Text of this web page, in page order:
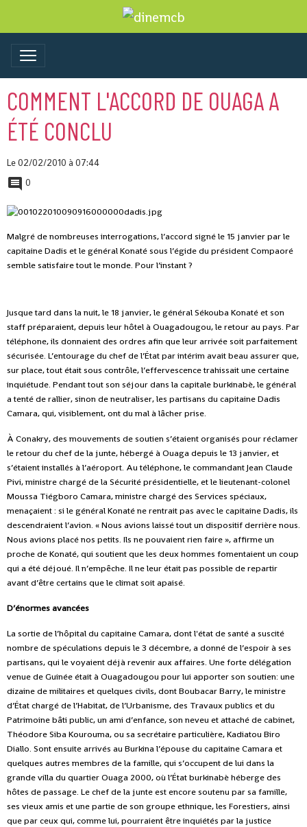
COMMENT L'ACCORD DE OUAGA A
ÉTÉ CONCLU
Le 02/02/2010 à 07:44
0
Malgré de nombreuses interrogations, l’accord signé le 15 janvier par le
capitaine Dadis et le général Konaté sous l’égide du président Compaoré
semble satisfaire tout le monde. Pour l’instant ?
Jusque tard dans la nuit, le 18 janvier, le général Sékouba Konaté et son
staff préparaient, depuis leur hôtel à Ouagadougou, le retour au pays. Par
téléphone, ils donnaient des ordres afin que leur arrivée soit parfaitement
sécurisée. L’entourage du chef de l’État par intérim avait beau assurer que,
sur place, tout était sous contrôle, l’effervescence trahissait une certaine
inquiétude. Pendant tout son séjour dans la capitale burkinabè, le général
a tenté de rallier, sinon de neutraliser, les partisans du capitaine Dadis
Camara, qui, visiblement, ont du mal à lâcher prise.
À Conakry, des mouvements de soutien s’étaient organisés pour réclamer
le retourdu chef de la junte, hébergé à Ouaga depuis le 13 janvier, et
s’étaient installés à l’aéroport. Au téléphone, le commandant Jean Claude
Pivi, ministre chargé de la Sécurité présidentielle, et le lieutenant-colonel
Moussa Tiégboro Camara, ministre chargé des Services spéciaux,
menaçaient : si le général Konaté ne rentrait pas avec le capitaine Dadis, ils
descendraient l’avion. « Nous avions laissé tout un dispositif derrière nous.
Nous avions placé nos petits. Ils ne pouvaient rien faire », affirme un
proche de Konaté, qui soutient que les deux hommes fomentaient un coup
qui a été déjoué. Il n’empêche. Il ne leur était pas possible de repartir
avant d’être certains que le climat soit apaisé.
D’énormes avancées
La sortie de l’hôpital du capitaine Camara, dont l'état de santéa suscité
nombre de spéculations depuis le 3 décembre, a donné de l’espoir à ses
partisans, qui le voyaient déjà revenir aux affaires. Une forte délégation
venue de Guinée était à Ouagadougou pour lui apporter son soutien: une
dizaine de militaires et quelques civils, dont Boubacar Barry, le ministre
d’État chargé de l’Habitat, de l’Urbanisme, des Travaux publics et du
Patrimoine bâti public, un ami d’enfance, son neveu et attaché de cabinet,
Théodore Siba Kourouma, ou sa secrétaire particulière, Kadiatou Biro
Diallo. Sont ensuite arrivés au Burkina l’épouse du capitaine Camara et
quelques autres membres de la famille, qui s’occupent de lui dans la
grande villa du quartier Ouaga 2000, où l’État burkinabè héberge des
hôtes de passage. Le chef de la junte est encore soutenu par sa famille,
ses vieux amis et une partie de son groupe ethnique, les Forestiers, ainsi
que par ceux qui, comme lui, pourraient être inquiétés par la justice